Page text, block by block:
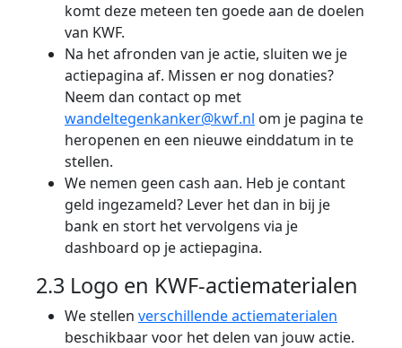
komt deze meteen ten goede aan de doelen
van KWF.
Na het afronden van je actie, sluiten we je
actiepagina af. Missen er nog donaties?
Neem dan contact op met
wandeltegenkanker@kwf.nl om je pagina te
heropenen en een nieuwe einddatum in te
stellen.
We nemen geen cash aan. Heb je contant
geld ingezameld? Lever het dan in bij je
bank en stort het vervolgens via je
dashboard op je actiepagina.
2.3 Logo en KWF-actiematerialen
We stellen verschillende actiematerialen
beschikbaar voor het delen van jouw actie.